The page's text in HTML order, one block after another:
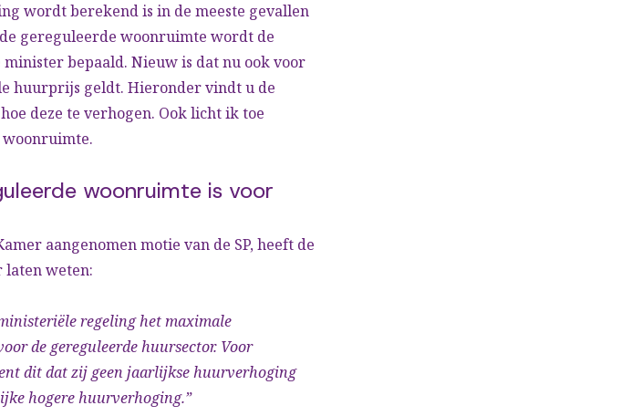
wordt berekend is in de meeste gevallen
gereguleerde woonruimte wordt de
bepaald. Nieuw is dat nu ook voor
huurprijs geldt. Hieronder vindt u de
deze te verhogen. Ook licht ik toe
woonruimte is voor
aangenomen motie van de SP, heeft de
laten weten:
regeling het maximale
de gereguleerde huursector. Voor
dit dat zij geen jaarlijkse huurverhoging
hogere huurverhoging.”